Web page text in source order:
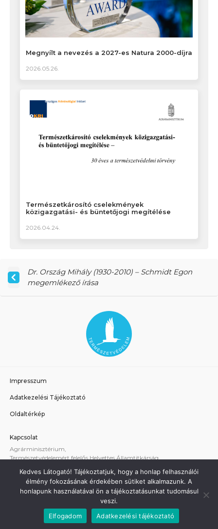
Megnyílt a nevezés a 2027-es Natura 2000-díjra
2026.05.26.
Természetkárosító cselekmények
közigazgatási- és büntetőjogi megítélése
2026.04.24.
Dr. Ország Mihály (1930-2010) – Schmidt Egon
megemlékező írása
Impresszum
Adatkezelési Tájékoztató
Oldaltérkép
Kapcsolat
Agrárminisztérium,
Természetvédelemért felelős Helyettes Államtitkárság
A weboldallal kapcsolatos technikai támogatás:
termeszetvedelem@am.gov.hu
Minden jog fenntartva - Agrárminisztérium 2021.
Kedves Látogató! Tájékoztatjuk, hogy a honlap felhasználói
élmény fokozásának érdekében sütiket alkalmazunk. A
honlapunk használatával ön a tájékoztatásunkat tudomásul
veszi.
Elfogadom
Adatkezelési tájékoztató